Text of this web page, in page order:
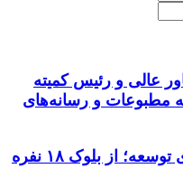
و رئیس کمیته
و رسانه‌های
نمایندگان خوزستان و معمای توسعه؛ از بلوک ۱۸ نفره